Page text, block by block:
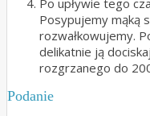
Po upływie tego
Posypujemy mąką
rozwałkowujemy.
delikatnie ją
rozgrzanego do
Podanie